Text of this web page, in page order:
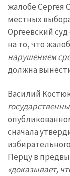
жалобе Сергея
местных
Оргеевский
на то, что
нарушением
должна
Василий
сначала
Перцу в
«доказывает,